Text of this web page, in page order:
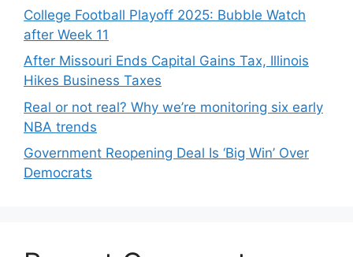
College Football Playoff 2025: Bubble Watch
after Week 11
After Missouri Ends Capital Gains Tax, Illinois
Hikes Business Taxes
Real or not real? Why we’re monitoring six early
NBA trends
Government Reopening Deal Is ‘Big Win’ Over
Democrats